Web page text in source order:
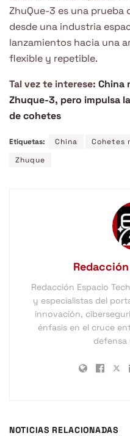
ZhuQue-3 es una prueba
desde una industria
lanzamientos hacia una
flexible y repetible.
Tal vez te interese: China
Zhuque-3, pero impulsa
de cohetes
Etiquetas: China Cohetes
Zhuque
Redacción Espacio
y especialistas del
innovación,
énfasis en el cruce
defensa
NOTICIAS RELACIONADAS